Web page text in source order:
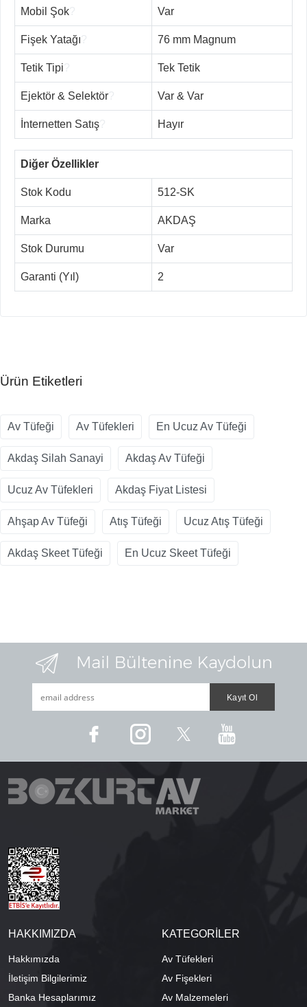
Mobil Şok Var
Fişek Yatağı 76 mm Magnum
Tetik Tipi Tek Tetik
Ejektör & Selektör Var & Var
İnternetten Satış Hayır
Diğer Özellikler
Stok Kodu 512-SK
Marka AKDAŞ
Stok Durumu Var
Garanti (Yıl) 2
Ürün Etiketleri
Av Tüfeği Av Tüfekleri En Ucuz Av Tüfeği
Akdaş Silah Sanayi Akdaş Av Tüfeği
Ucuz Av Tüfekleri Akdaş Fiyat Listesi
Ahşap Av Tüfeği Atış Tüfeği Ucuz Atış Tüfeği
Akdaş Skeet Tüfeği En Ucuz Skeet Tüfeği
HAKKIMIZDA
Hakkımızda
İletişim Bilgilerimiz
Banka Hesaplarımız
KATEGORİLER
Av Tüfekleri
Av Fişekleri
Av Malzemeleri